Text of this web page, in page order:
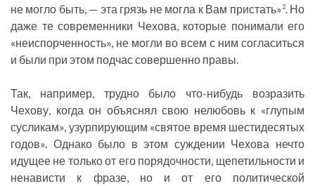
не могло быть, — эта грязь не могла к Вам пристать»2. Но
даже те современники Чехова, которые понимали его
«неиспорченность», не могли во всем с ним согласиться
и были при этом подчас совершенно правы.
Так, например, трудно было что-нибудь возразить
Чехову, когда он объяснял свою нелюбовь к «глупым
сусликам», узурпирующим «святое время шестидесятых
годов». Однако было в этом суждении Чехова нечто
идущее не только от его порядочности, щепетильности и
ненависти к фразе, но и от его политической